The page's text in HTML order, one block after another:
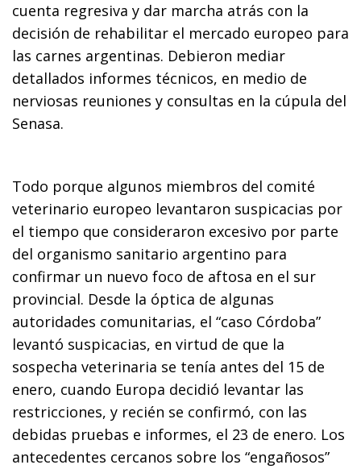
cuenta regresiva y dar marcha atrás con la
decisión de rehabilitar el mercado europeo para
las carnes argentinas. Debieron mediar
detallados informes técnicos, en medio de
nerviosas reuniones y consultas en la cúpula del
Senasa.
Todo porque algunos miembros del comité
veterinario europeo levantaron suspicacias por
el tiempo que consideraron excesivo por parte
del organismo sanitario argentino para
confirmar un nuevo foco de aftosa en el sur
provincial. Desde la óptica de algunas
autoridades comunitarias, el “caso Córdoba”
levantó suspicacias, en virtud de que la
sospecha veterinaria se tenía antes del 15 de
enero, cuando Europa decidió levantar las
restricciones, y recién se confirmó, con las
debidas pruebas e informes, el 23 de enero. Los
antecedentes cercanos sobre los “engañosos”